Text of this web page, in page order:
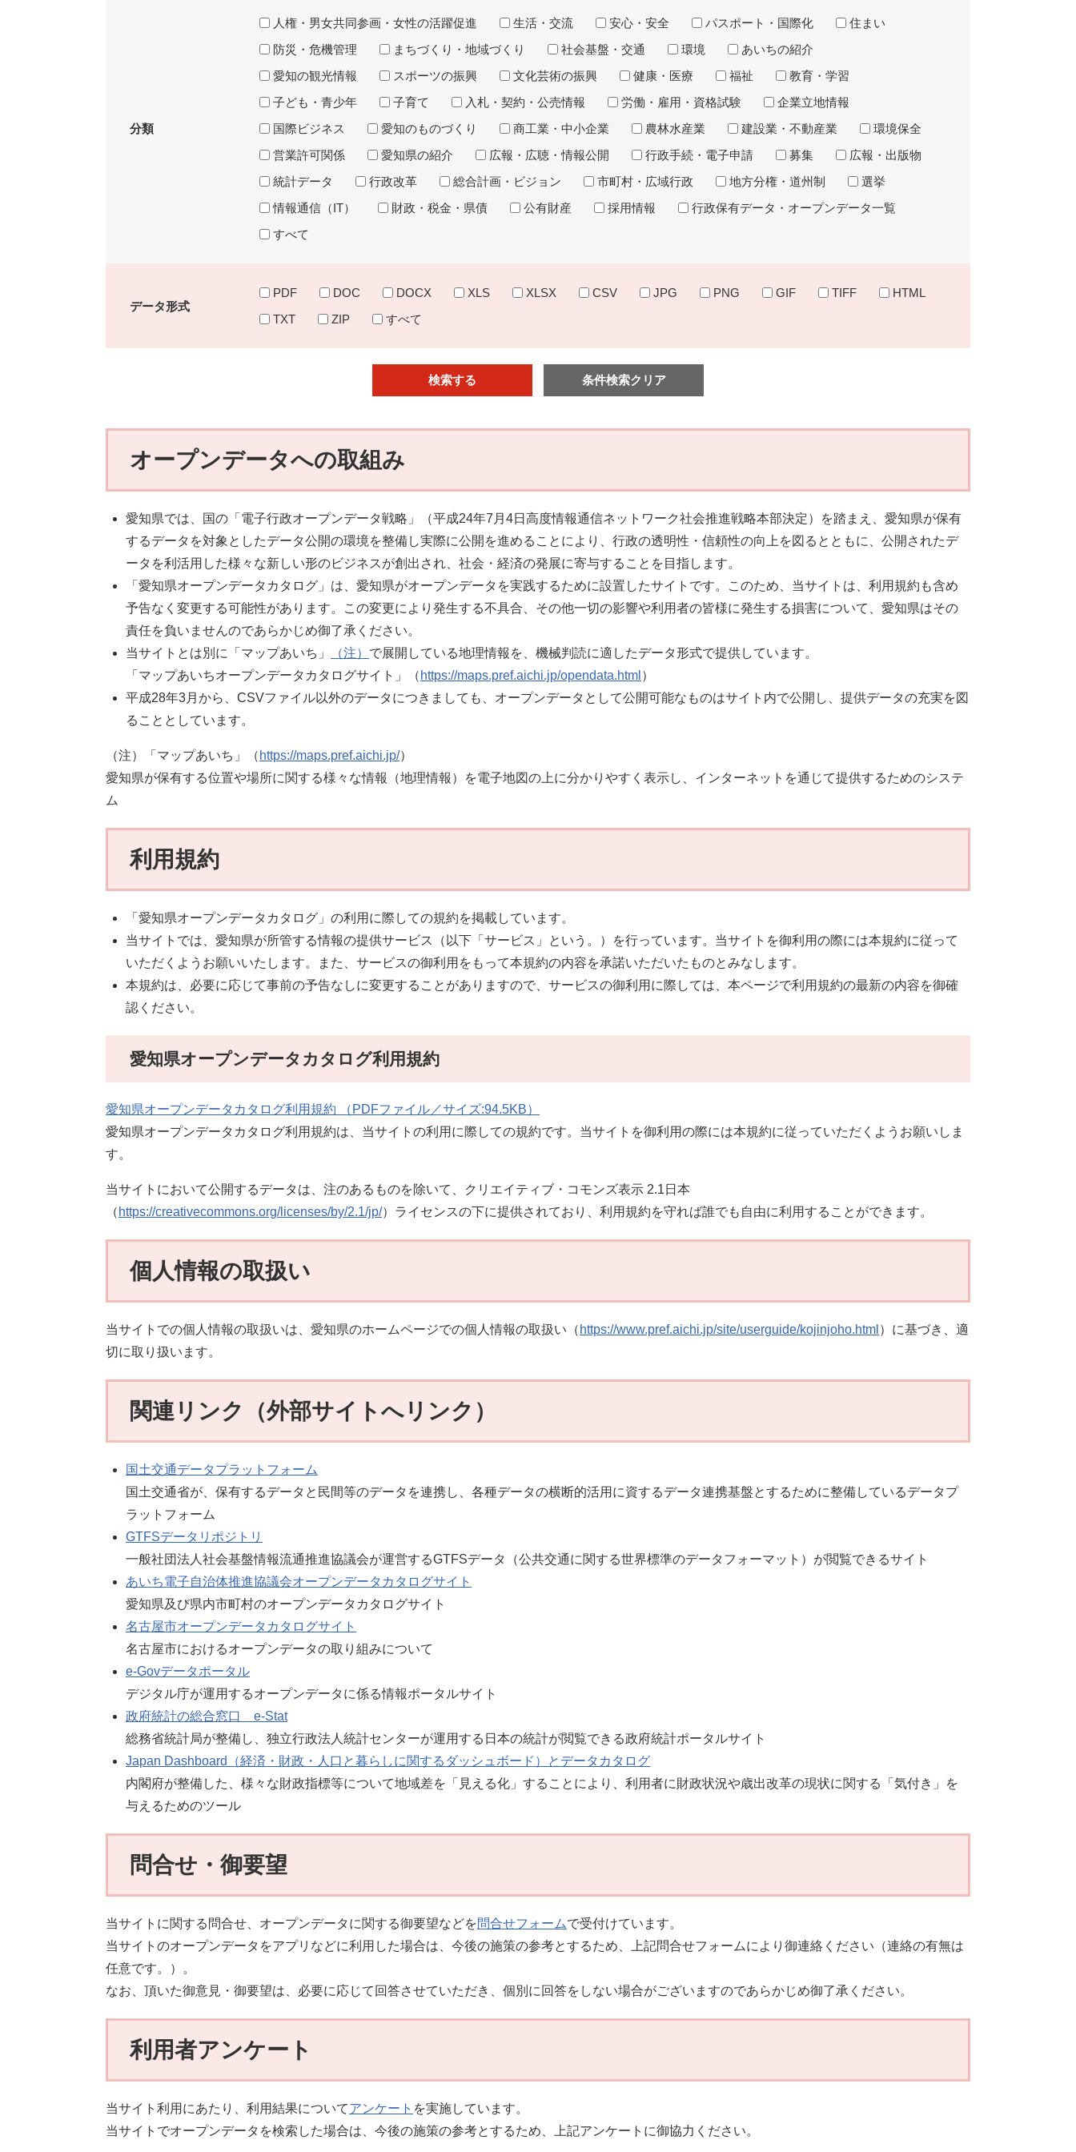
ド
を
力
分類
人権・男女共同参画・女性の活躍促進 生活・交流 安心・安全 パスポート・国際化
住まい
防災・危機管理
まちづくり・地域づくり 社会基盤・交通 環境
あいちの紹介
愛知の観光情報
スポーツの振興 文化芸術の振興 健康・医療 福祉
教育・学習
子ども・青少年
子育て 入札・契約・公売情報 労働・雇用・資格試験
企業立地情報
国際ビジネス
愛知のものづくり 商工業・中小企業 農林水産業 建設業・不動産業
環境保全
営業許可関係
愛知県の紹介 広報・広聴・情報公開 行政手続・電子申請 募集
広報・出版物
統計データ
行政改革 総合計画・ビジョン 市町村・広域行政 地方分権・道州制
選挙
情報通信（IT）
財政・税金・県債 公有財産 採用情報
行政保有データ・オープンデータ一覧
すべて
データ形式
PDF DOC DOCX XLS XLSX CSV JPG PNG GIF TIFF
HTML
TXT
ZIP すべて
オープンデータへの取組み
愛知県では、国の「電子行政オープンデータ戦略」（平成24年7月4日高度情報通信ネットワーク社会推進戦略本部決定）を踏まえ、愛知県が保有
するデータを対象としたデータ公開の環境を整備し実際に公開を進めることにより、行政の透明性・信頼性の向上を図るとともに、公開されたデ
ータを利活用した様々な新しい形のビジネスが創出され、社会・経済の発展に寄与することを目指します。
「愛知県オープンデータカタログ」は、愛知県がオープンデータを実践するために設置したサイトです。このため、当サイトは、利用規約も含め
予告なく変更する可能性があります。この変更により発生する不具合、その他一切の影響や利用者の皆様に発生する損害について、愛知県はその
責任を負いませんのであらかじめ御了承ください。
当サイトとは別に「マップあいち」
（注） で展開している地理情報を、機械判読に適したデータ形式で提供しています。
「マップあいちオープンデータカタログサイト」（ https://maps.pref.aichi.jp/opendata.html ）
平成28年3月から、CSVファイル以外のデータにつきましても、オープンデータとして公開可能なものはサイト内で公開し、提供データの充実を図
ることとしています。
（注）「マップあいち」（ https://maps.pref.aichi.jp/）
愛知県が保有する位置や場所に関する様々な情報（地理情報）を電子地図の上に分かりやすく表示し、インターネットを通じて提供するためのシステ
ム
利用規約
「愛知県オープンデータカタログ」の利用に際しての規約を掲載しています。
当サイトでは、愛知県が所管する情報の提供サービス（以下「サービス」という。）を行っています。当サイトを御利用の際には本規約に従って
いただくようお願いいたします。また、サービスの御利用をもって本規約の内容を承諾いただいたものとみなします。
本規約は、必要に応じて事前の予告なしに変更することがありますので、サービスの御利用に際しては、本ページで利用規約の最新の内容を御確
認ください。
愛知県オープンデータカタログ利用規約
愛知県オープンデータカタログ利用規約 （PDFファイル／サイズ:94.5KB）
愛知県オープンデータカタログ利用規約は、当サイトの利用に際しての規約です。当サイトを御利用の際には本規約に従っていただくようお願いしま
す。
当サイトにおいて公開するデータは、注のあるものを除いて、クリエイティブ・コモンズ表示 2.1日本
（ https://creativecommons.org/licenses/by/2.1/jp/）ライセンスの下に提供されており、利用規約を守れば誰でも自由に利用することができます。
個人情報の取扱い
当サイトでの個人情報の取扱いは、愛知県のホームページでの個人情報の取扱い（ https://www.pref.aichi.jp/site/userguide/kojinjoho.html ）に基づき、適
切に取り扱います。
関連リンク（外部サイトへリンク）
国土交通データプラットフォーム
国土交通省が、保有するデータと民間等のデータを連携し、各種データの横断的活用に資するデータ連携基盤とするために整備しているデータプ
ラットフォーム
GTFSデータリポジトリ
一般社団法人社会基盤情報流通推進協議会が運営するGTFSデータ（公共交通に関する世界標準のデータフォーマット）が閲覧できるサイト
あいち電子自治体推進協議会オープンデータカタログサイト
愛知県及び県内市町村のオープンデータカタログサイト
名古屋市オープンデータカタログサイト
名古屋市におけるオープンデータの取り組みについて
e-Govデータポータル
デジタル庁が運用するオープンデータに係る情報ポータルサイト
政府統計の総合窓口 e-Stat
総務省統計局が整備し、独立行政法人統計センターが運用する日本の統計が閲覧できる政府統計ポータルサイト
Japan Dashboard（経済・財政・人口と暮らしに関するダッシュボード）とデータカタログ
内閣府が整備した、様々な財政指標等について地域差を「見える化」することにより、利用者に財政状況や歳出改革の現状に関する「気付き」を
与えるためのツール
問合せ・御要望
当サイトに関する問合せ、オープンデータに関する御要望などを問合せフォームで受付けています。
当サイトのオープンデータをアプリなどに利用した場合は、今後の施策の参考とするため、上記問合せフォームにより御連絡ください（連絡の有無は
任意です。）。
なお、頂いた御意見・御要望は、必要に応じて回答させていただき、個別に回答をしない場合がございますのであらかじめ御了承ください。
利用者アンケート
当サイト利用にあたり、利用結果についてアンケート を実施しています。
当サイトでオープンデータを検索した場合は、今後の施策の参考とするため、上記アンケートに御協力ください。